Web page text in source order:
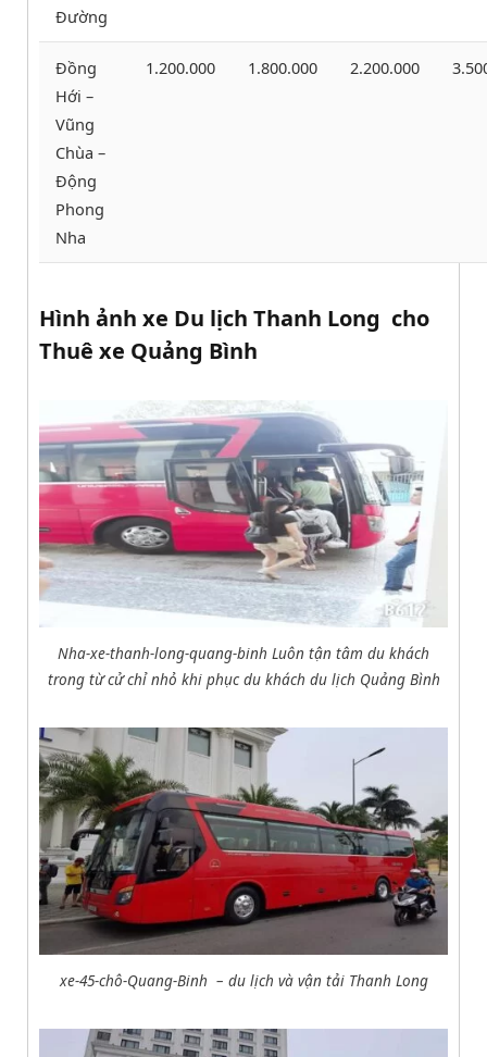
Đường
Đồng
Hới –
Vũng
Chùa –
Động
Phong
Nha
1.200.000 1.800.000 2.200.000
Hình ảnh xe Du lịch Thanh Long cho
Thuê xe Quảng Bình
Nha-xe-thanh-long-quang-binh Luôn tận tâm du khách
trong từ cử chỉ nhỏ khi phục du khách du lịch Quảng Bình
xe-45-chô-Quang-Binh – du lịch và vận tải Thanh Long